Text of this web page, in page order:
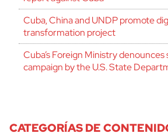
Cuba, China and UNDP promote
transformation project
Cuba’s Foreign Ministry denounces
campaign by the U.S. State
CATEGORÍAS DE